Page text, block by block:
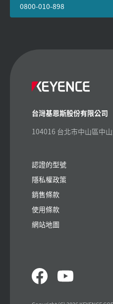
0800-010-898
台灣基恩斯股份有限公司
104016 台北市中山區中
認證的型號
隱私權政策
銷售條款
使用條款
網站地圖